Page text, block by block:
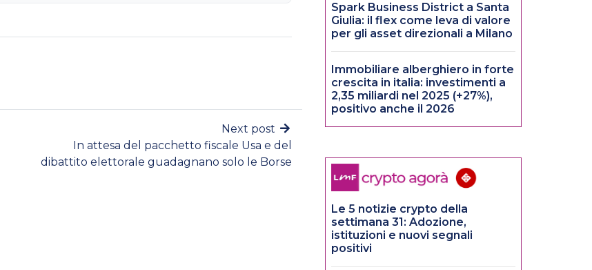
Next post
In attesa del pacchetto fiscale Usa e del
dibattito elettorale guadagnano solo le Borse
Spark Business District a Santa
Giulia: il flex come leva di valore
per gli asset direzionali a Milano
Immobiliare alberghiero in forte
crescita in italia: investimenti a
2,35 miliardi nel 2025 (+27%),
positivo anche il 2026
Le 5 notizie crypto della
settimana 31: Adozione,
istituzioni e nuovi segnali
positivi